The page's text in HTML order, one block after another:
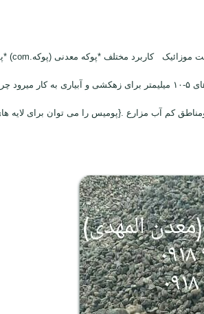
قابلیت وبهره برداری را بالا می برد از دانه های ۵-۱۰